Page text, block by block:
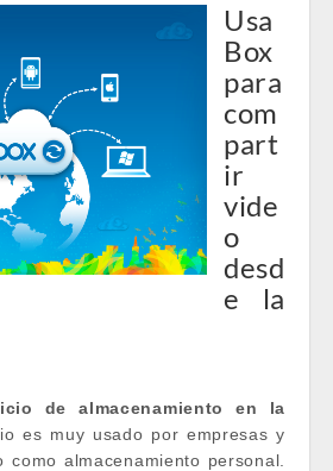
Usa
Box
para
com
part
ir
vide
o
desd
e la
de almacenamiento en la
es muy usado por empresas y
almacenamiento personal.